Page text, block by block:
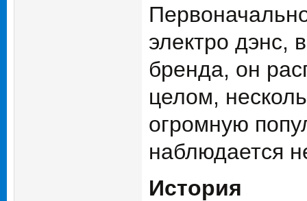
электро дэнс,
бренда, он
целом,
огромную
наблюдается
История